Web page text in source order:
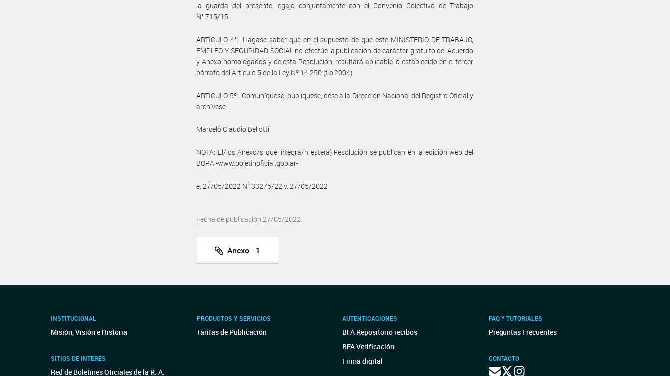
la guarda del presente legajo conjuntamente con el Convenio Colectivo de Trabajo
N° 715/15.
ARTÍCULO 4°.- Hágase saber que en el supuesto de que este MINISTERIO DE TRABAJO,
EMPLEO Y SEGURIDAD SOCIAL no efectúe la publicación de carácter gratuito del Acuerdo
y Anexo homologados y de esta Resolución, resultará aplicable lo establecido en el tercer
párrafo del Artículo 5 de la Ley Nº 14.250 (t.o.2004).
ARTICULO 5º.- Comuníquese, publíquese, dése a la Dirección Nacional del Registro Oficial y
archívese.
Marcelo Claudio Bellotti
NOTA: El/los Anexo/s que integra/n este(a) Resolución se publican en la edición web del
BORA -www.boletinoficial.gob.ar-
e. 27/05/2022 N° 33275/22 v. 27/05/2022
Fecha de publicación 27/05/2022
Anexo - 1
INSTITUCIONAL
Misión, Visión e Historia
SITIOS DE INTERÉS
Red de Boletines Oficiales de la R. A.
PRODUCTOS Y SERVICIOS
Tarifas de Publicación
AUTENTICACIONES
BFA Repositorio recibos
BFA Verificación
Firma digital
FAQ Y TUTORIALES
Preguntas Frecuentes
CONTACTO